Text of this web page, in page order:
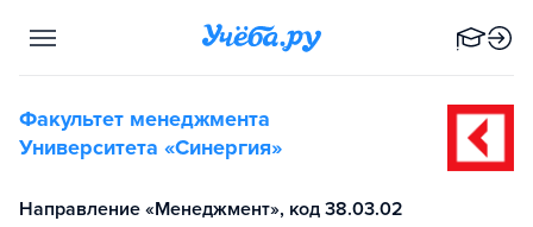
Факультет менеджмента
Университета «Синергия»
Направление «Менеджмент», код 38.03.02